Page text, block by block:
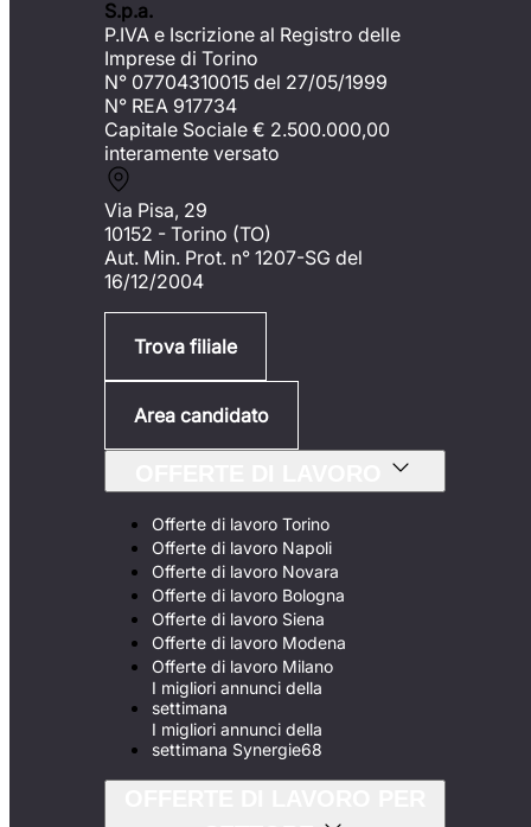
S.p.a.
P.IVA e Iscrizione al Registro delle
Imprese di Torino
N° 07704310015 del 27/05/1999
N° REA 917734
Capitale Sociale € 2.500.000,00
interamente versato
Via Pisa, 29
10152 - Torino (TO)
Aut. Min. Prot. n° 1207-SG del
16/12/2004
Trova filiale
Area candidato
Offerte di lavoro Torino
Offerte di lavoro Napoli
Offerte di lavoro Novara
Offerte di lavoro Bologna
Offerte di lavoro Siena
Offerte di lavoro Modena
Offerte di lavoro Milano
I migliori annunci della
settimana
I migliori annunci della
settimana Synergie68